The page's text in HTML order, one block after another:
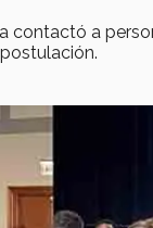
contactó a